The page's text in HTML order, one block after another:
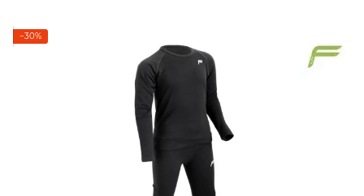
−30%